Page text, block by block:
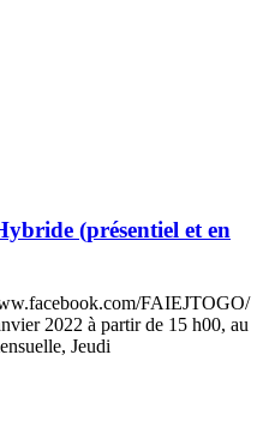
(présentiel et en
FAIEJTOGO/
2022 à partir de 15 h00, au
Jeudi